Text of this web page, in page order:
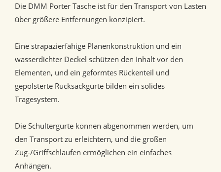
Die DMM Porter Tasche ist für den Transport von Lasten
über größere Entfernungen konzipiert.
Eine strapazierfähige Planenkonstruktion und ein
wasserdichter Deckel schützen den Inhalt vor den
Elementen, und ein geformtes Rückenteil und
gepolsterte Rucksackgurte bilden ein solides
Tragesystem.
Die Schultergurte können abgenommen werden, um
den Transport zu erleichtern, und die großen
Zug-/Griffschlaufen ermöglichen ein einfaches
Anhängen.